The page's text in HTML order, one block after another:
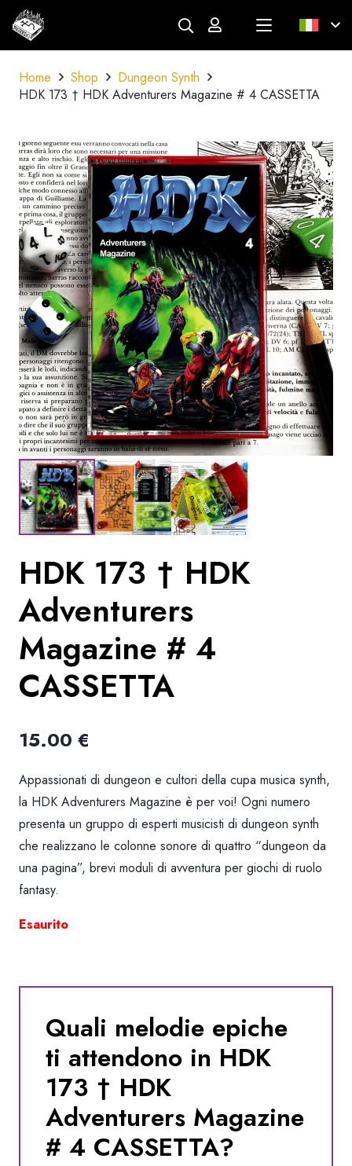
Home Shop
Dungeon Synth
HDK 173 † HDK Adventurers Magazine # 4 CASSETTA
HDK 173 † HDK
Adventurers
Magazine # 4
CASSETTA
15.00 €
Appassionati di dungeon e cultori della cupa musica synth,
la HDK Adventurers Magazine è per voi! Ogni numero
presenta un gruppo di esperti musicisti di dungeon synth
che realizzano le colonne sonore di quattro “dungeon da
una pagina”, brevi moduli di avventura per giochi di ruolo
fantasy.
Esaurito
Quali melodie epiche
ti attendono in HDK
173 † HDK
Adventurers Magazine
# 4 CASSETTA?